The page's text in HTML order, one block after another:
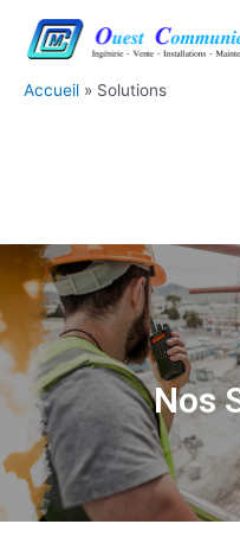
contenu
Accueil Solutions
Nos